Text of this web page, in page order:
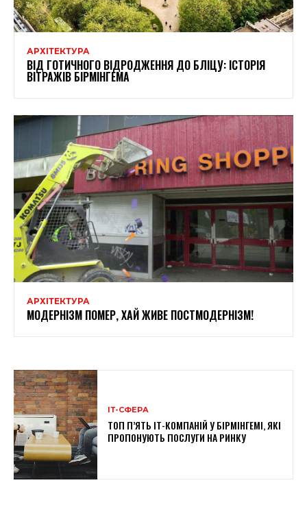
АРХІТЕКТУРА
ВІД ГОТИЧНОГО ВІДРОДЖЕННЯ ДО БЛІЦУ: ІСТОРІЯ
ВІТРАЖІВ БІРМІНГЕМА
АРХІТЕКТУРА
МОДЕРНІЗМ ПОМЕР, ХАЙ ЖИВЕ ПОСТМОДЕРНІЗМ!
ІТ-СФЕРА
ТОП П’ЯТЬ ІТ-КОМПАНІЙ У БІРМІНГЕМІ, ЯКІ
ПРОПОНУЮТЬ ПОСЛУГИ НА РИНКУ